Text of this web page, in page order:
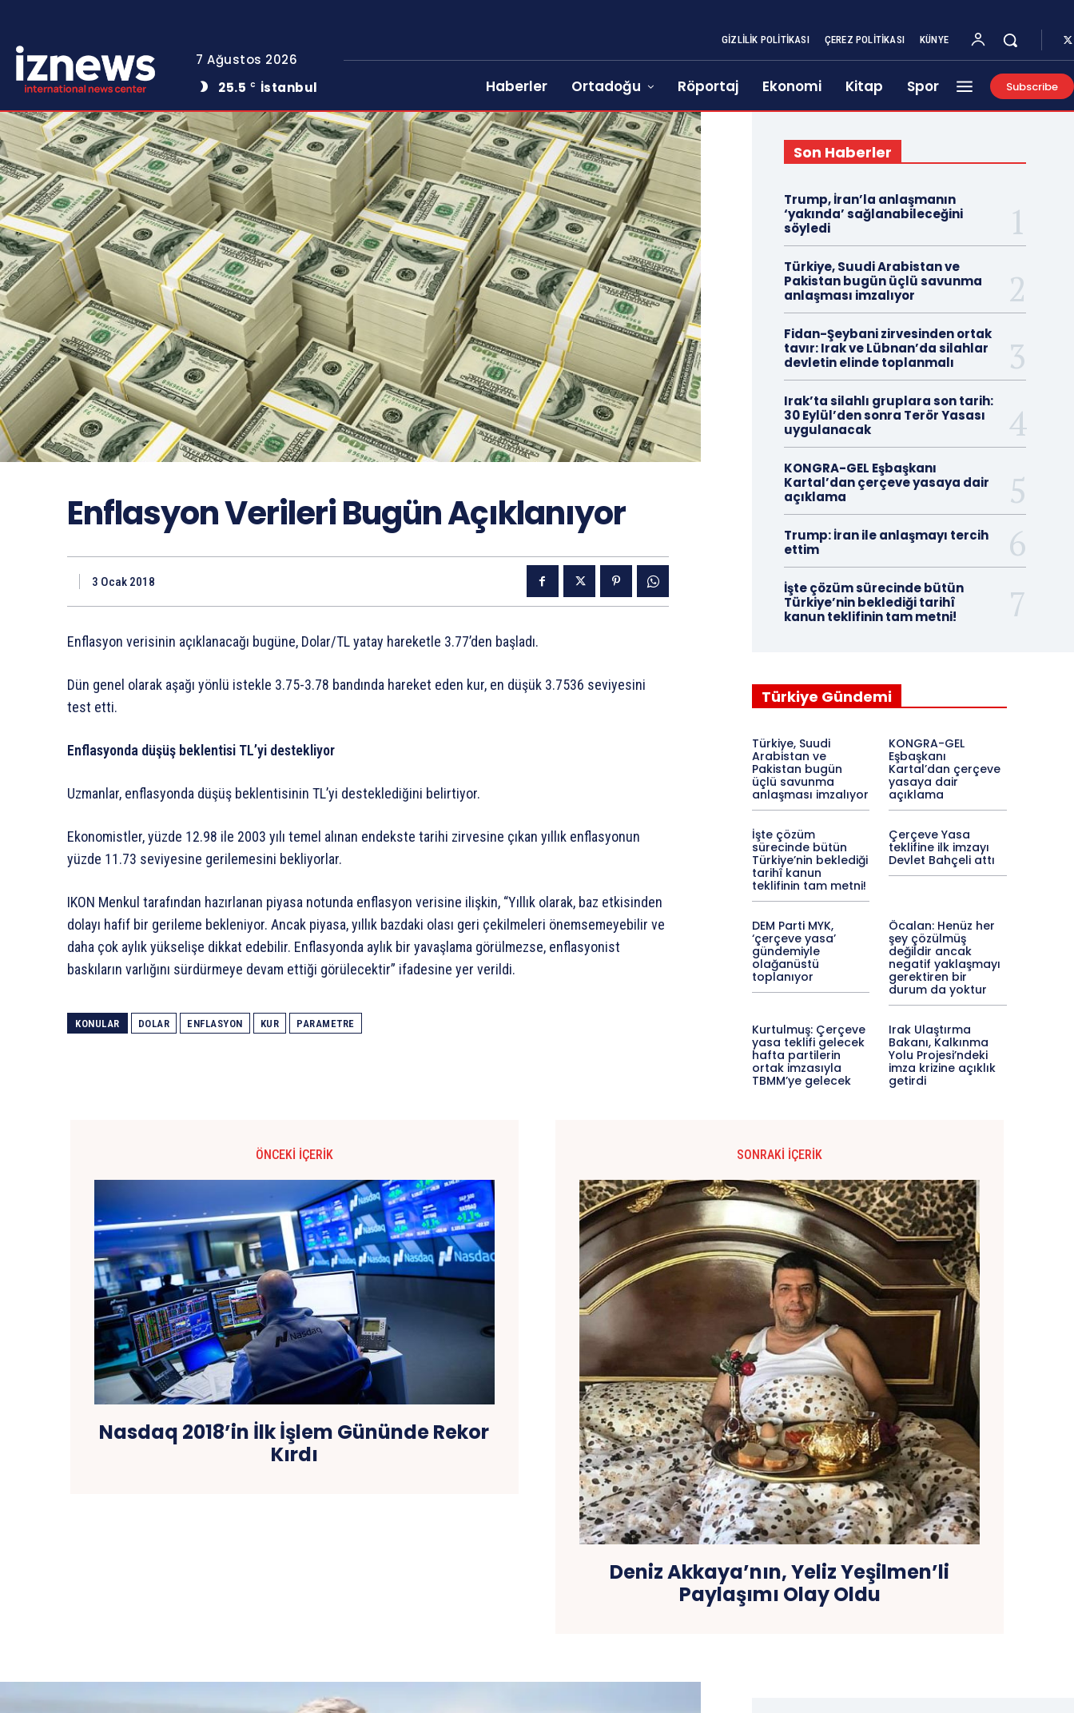
7 Ağustos 2026
25.5 C İstanbul
GIZLILIK POLITIKASI ÇEREZ POLITIKASI KÜNYE
Haberler Ortadoğu Röportaj Ekonomi Kitap Spor Subscribe
Enflasyon Verileri Bugün Açıklanıyor
3 Ocak 2018
Enflasyon verisinin açıklanacağı bugüne, Dolar/TL yatay hareketle 3.77’den başladı.
Dün genel olarak aşağı yönlü istekle 3.75-3.78 bandında hareket eden kur, en düşük 3.7536 seviyesini
test etti.
Enflasyonda düşüş beklentisi TL’yi destekliyor
Uzmanlar, enflasyonda düşüş beklentisinin TL’yi desteklediğini belirtiyor.
Ekonomistler, yüzde 12.98 ile 2003 yılı temel alınan endekste tarihi zirvesine çıkan yıllık enflasyonun
yüzde 11.73 seviyesine gerilemesini bekliyorlar.
IKON Menkul tarafından hazırlanan piyasa notunda enflasyon verisine ilişkin, “Yıllık olarak, baz etkisinden
dolayı hafif bir gerileme bekleniyor. Ancak piyasa, yıllık bazdaki olası geri çekilmeleri önemsemeyebilir ve
daha çok aylık yükselişe dikkat edebilir. Enflasyonda aylık bir yavaşlama görülmezse, enflasyonist
baskıların varlığını sürdürmeye devam ettiği görülecektir” ifadesine yer verildi.
KONULAR DOLAR ENFLASYON KUR PARAMETRE
Son Haberler
Trump, İran’la anlaşmanın
‘yakında’ sağlanabileceğini
söyledi
Türkiye, Suudi Arabistan ve
Pakistan bugün üçlü savunma
anlaşması imzalıyor
Fidan-Şeybani zirvesinden ortak
tavır: Irak ve Lübnan’da silahlar
devletin elinde toplanmalı
Irak’ta silahlı gruplara son tarih:
30 Eylül’den sonra Terör Yasası
uygulanacak
KONGRA-GEL Eşbaşkanı
Kartal’dan çerçeve yasaya dair
açıklama
Trump: İran ile anlaşmayı tercih
ettim
İşte çözüm sürecinde bütün
Türkiye’nin beklediği tarihî
kanun teklifinin tam metni!
Türkiye Gündemi
Türkiye, Suudi
Arabistan ve
Pakistan bugün
üçlü savunma
anlaşması imzalıyor
KONGRA-GEL
Eşbaşkanı
Kartal’dan çerçeve
yasaya dair
açıklama
İşte çözüm
sürecinde bütün
Türkiye’nin beklediği
tarihî kanun
teklifinin tam metni!
Çerçeve Yasa
teklifine ilk imzayı
Devlet Bahçeli attı
DEM Parti MYK,
‘çerçeve yasa’
gündemiyle
olağanüstü
toplanıyor
Öcalan: Henüz her
şey çözülmüş
değildir ancak
negatif yaklaşmayı
gerektiren bir
durum da yoktur
Kurtulmuş: Çerçeve
yasa teklifi gelecek
hafta partilerin
ortak imzasıyla
TBMM’ye gelecek
Irak Ulaştırma
Bakanı, Kalkınma
Yolu Projesi’ndeki
imza krizine açıklık
getirdi
ÖNCEKI İÇERIK
Nasdaq 2018’in İlk İşlem Gününde Rekor
Kırdı
SONRAKI İÇERIK
Deniz Akkaya’nın, Yeliz Yeşilmen’li
Paylaşımı Olay Oldu